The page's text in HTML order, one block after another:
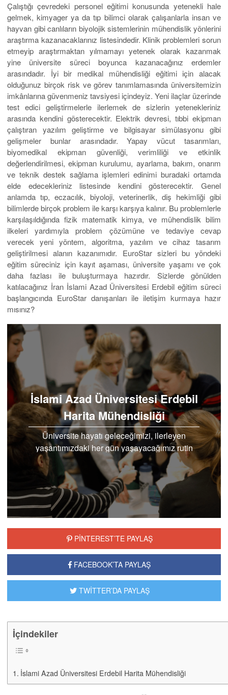
Çalıştığı çevredeki personel eğitimi konusunda yetenekli hale
gelmek, kimyager ya da tıp bilimci olarak çalışanlarla insan ve
hayvan gibi canlıların biyolojik sistemlerinin mühendislik yönlerini
araştırma kazanacaklarınız listesindedir. Klinik problemleri sorun
etmeyip araştırmaktan yılmamayı yetenek olarak kazanmak
yine üniversite süreci boyunca kazanacağınız erdemler
arasındadır. İyi bir medikal mühendisliği eğitimi için alacak
olduğunuz birçok risk ve görev tanımlamasında üniversitemizin
imkânlarına güvenmeniz tavsiyesi içindeyiz. Yeni ilaçlar üzerinde
test edici geliştirmelerle ilerlemek de sizlerin yetenekleriniz
arasında kendini gösterecektir. Elektrik devresi, tıbbi ekipman
çalıştıran yazılım geliştirme ve bilgisayar simülasyonu gibi
gelişmeler bunlar arasındadır. Yapay vücut tasarımları,
biyomedikal ekipman güvenliği, verimliliği ve etkinlik
değerlendirilmesi, ekipman kurulumu, ayarlama, bakım, onarım
ve teknik destek sağlama işlemleri edinimi buradaki ortamda
elde edecekleriniz listesinde kendini gösterecektir. Genel
anlamda tıp, eczacılık, biyoloji, veterinerlik, diş hekimliği gibi
bilimlerde birçok problem ile karşı karşıya kalınır. Bu problemlerle
karşılaşıldığında fizik matematik kimya, ve mühendislik bilim
ilkeleri yardımıyla problem çözümüne ve tedaviye cevap
verecek yeni yöntem, algoritma, yazılım ve cihaz tasarım
geliştirilmesi alanın kazanımıdır. EuroStar sizleri bu yöndeki
eğitim süreciniz için kayıt aşaması, üniversite yaşamı ve çok
daha fazlası ile buluşturmaya hazırdır. Sizlerde gönülden
katılacağınız İran İslami Azad Üniversitesi Erdebil eğitim süreci
başlangıcında EuroStar danışanları ile iletişim kurmaya hazır
mısınız?
İslami Azad Üniversitesi Erdebil
Harita Mühendisliği
Üniversite hayatı geleceğimizi, ilerleyen
yaşantımızdaki her gün yaşayacağımız rutin
işleri, kazanacağınız maaşı, sevdiğimiz işi
yapma özgürlüğünü…
PİNTEREST’TE PAYLAŞ
FACEBOOK’TA PAYLAŞ
TWİTTER’DA PAYLAŞ
İçindekiler
İslami Azad Üniversitesi Erdebil Harita Mühendisliği